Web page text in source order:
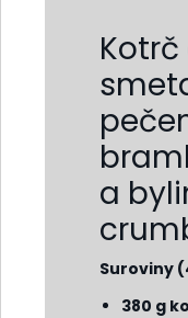
a
Suroviny
380 g